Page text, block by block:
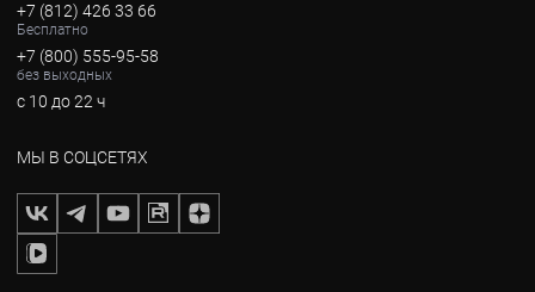
+7 (812) 426 33 66
Бесплатно
+7 (800) 555-95-58
без выходных
с 10 до 22 ч
МЫ В СОЦСЕТЯХ